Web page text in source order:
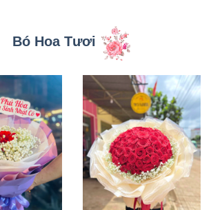
Bó Hoa Tươi